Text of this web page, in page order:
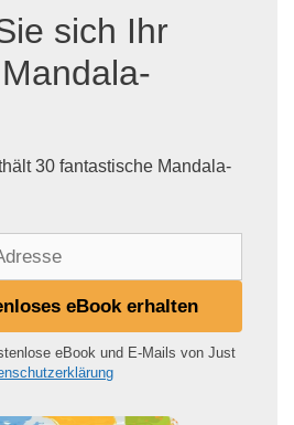
sich Ihr
30 fantastische Mandala-
eBook erhalten
eBook und E-Mails von Just